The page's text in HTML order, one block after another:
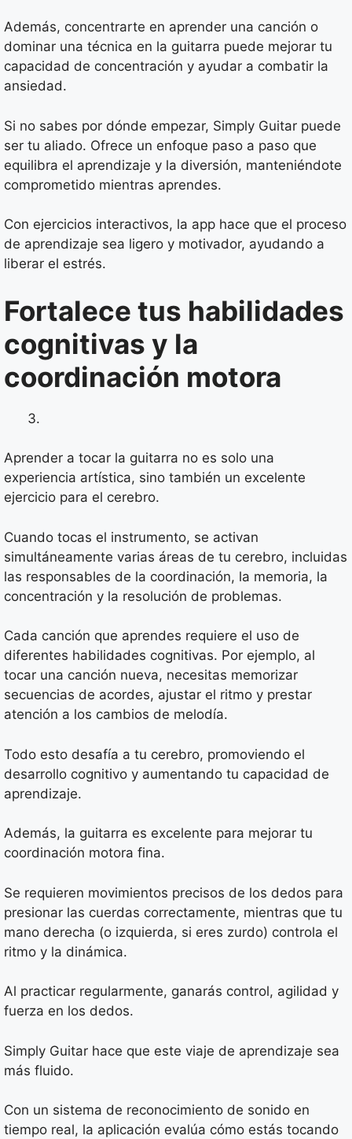
Además, concentrarte en aprender una canción o
dominar una técnica en la guitarra puede mejorar tu
capacidad de concentración y ayudar a combatir la
ansiedad.
Si no sabes por dónde empezar, Simply Guitar puede
ser tu aliado. Ofrece un enfoque paso a paso que
equilibra el aprendizaje y la diversión, manteniéndote
comprometido mientras aprendes.
Con ejercicios interactivos, la app hace que el proceso
de aprendizaje sea ligero y motivador, ayudando a
liberar el estrés.
Fortalece tus habilidades
cognitivas y la
coordinación motora
Aprender a tocar la guitarra no es solo una
experiencia artística, sino también un excelente
ejercicio para el cerebro.
Cuando tocas el instrumento, se activan
simultáneamente varias áreas de tu cerebro, incluidas
las responsables de la coordinación, la memoria, la
concentración y la resolución de problemas.
Cada canción que aprendes requiere el uso de
diferentes habilidades cognitivas. Por ejemplo, al
tocar una canción nueva, necesitas memorizar
secuencias de acordes, ajustar el ritmo y prestar
atención a los cambios de melodía.
Todo esto desafía a tu cerebro, promoviendo el
desarrollo cognitivo y aumentando tu capacidad de
aprendizaje.
Además, la guitarra es excelente para mejorar tu
coordinación motora fina.
Se requieren movimientos precisos de los dedos para
presionar las cuerdas correctamente, mientras que tu
mano derecha (o izquierda, si eres zurdo) controla el
ritmo y la dinámica.
Al practicar regularmente, ganarás control, agilidad y
fuerza en los dedos.
Simply Guitar hace que este viaje de aprendizaje sea
más fluido.
Con un sistema de reconocimiento de sonido en
tiempo real, la aplicación evalúa cómo estás tocando